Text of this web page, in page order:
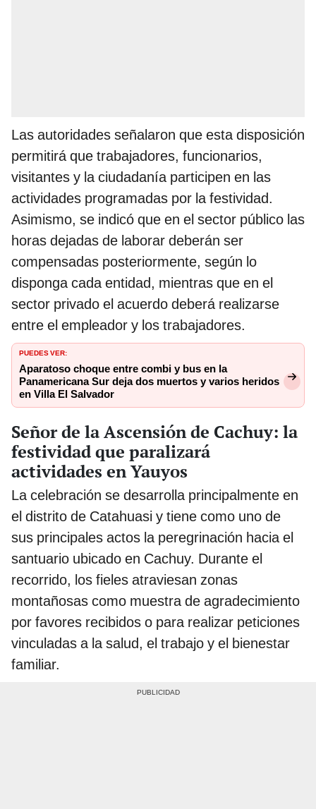
Las autoridades señalaron que esta disposición
permitirá que trabajadores, funcionarios,
visitantes y la ciudadanía participen en las
actividades programadas por la festividad.
Asimismo, se indicó que en el sector público las
horas dejadas de laborar deberán ser
compensadas posteriormente, según lo
disponga cada entidad, mientras que en el
sector privado el acuerdo deberá realizarse
entre el empleador y los trabajadores.
PUEDES VER:
Aparatoso choque entre combi y bus en la
Panamericana Sur deja dos muertos y varios heridos
en Villa El Salvador
Señor de la Ascensión de Cachuy: la
festividad que paralizará
actividades en Yauyos
La celebración se desarrolla principalmente en
el distrito de Catahuasi y tiene como uno de
sus principales actos la peregrinación hacia el
santuario ubicado en Cachuy. Durante el
recorrido, los fieles atraviesan zonas
montañosas como muestra de agradecimiento
por favores recibidos o para realizar peticiones
vinculadas a la salud, el trabajo y el bienestar
familiar.